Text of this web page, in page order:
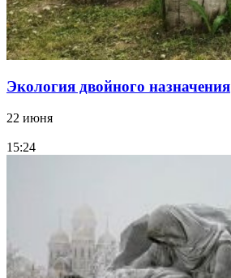
Экология двойного назначения
22 июня
15:24